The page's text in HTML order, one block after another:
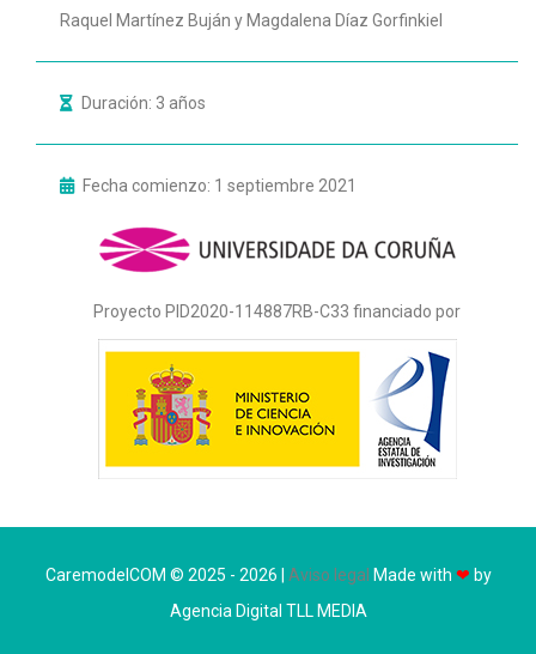
Raquel Martínez Buján y Magdalena Díaz Gorfinkiel
Duración: 3 años
Fecha comienzo: 1 septiembre 2021
Proyecto PID2020-114887RB-C33 financiado por
CaremodelCOM © 2025 - 2026 | Aviso legal Made with ❤ by
Agencia Digital TLL MEDIA